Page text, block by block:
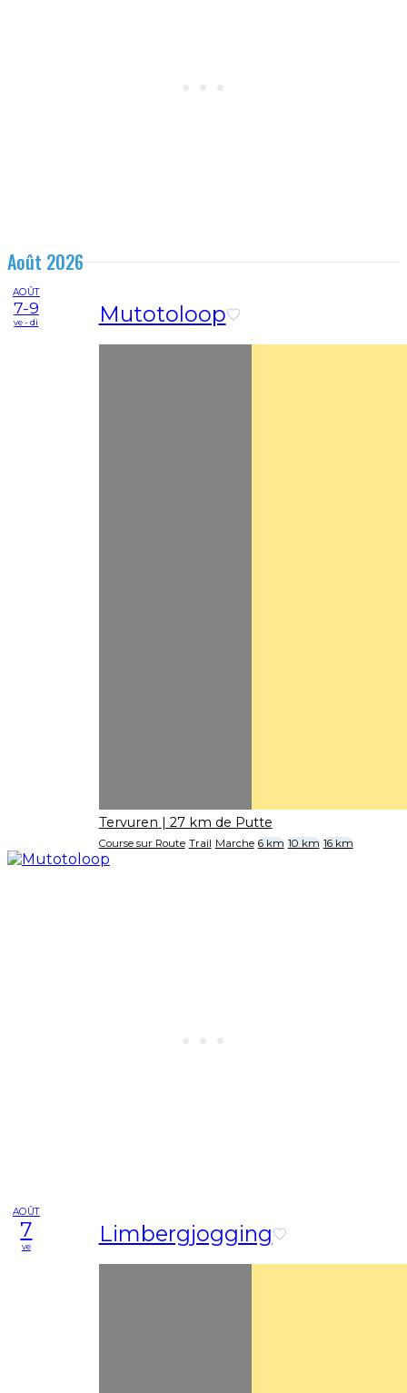
Août 2026
AOÛT
7-9
ve - di Mutotoloop
Tervuren | 27 km de Putte
Course sur Route Trail Marche 6 km 10 km 16 km
AOÛT
7
ve Limbergjogging